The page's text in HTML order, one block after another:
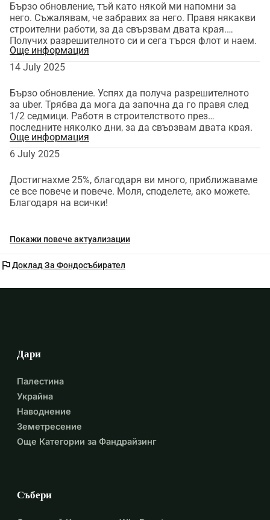
Бързо обновление, тъй като някой ми напомни за
него. Съжалявам, че забравих за него. Правя някакви
строителни работи, за да свързвам двата края.
Получих разрешителното си и сега търся флот и наем.
Бях забранен на страницата r/gofundme за нещото с
билета за самолет, което направих. За съжаление, не
знам къде да го споделя повече, така че ще
предположа, че тук е мястото, където целта ще се
забие. Ще потърся други начини за разпространение
на кампанията. Благодаря на всички отново!
Още информация
14 July 2025
Бързо обновление. Успях да получа разрешителното
за uber. Трябва да мога да започна да го правя след
1/2 седмици. Работя в строителството през
последните няколко дни, за да свързвам двата края.
Опитвам се с всички сили да не пипам дарените пари.
Вече използвах част от тях за разрешителното.
Благодаря на всички отново за подкрепата и ще
продължа да обновявам!
Още информация
6 July 2025
Достигнахме 25%, благодаря ви много, приближаваме
се все повече и повече. Моля, споделете, ако можете.
Благодаря на всички!
Покажи повече актуализации
flagДоклад За Фондосъбирател
Дари
Палестина
Украйна
Наводнение
Земетресение
Още Категории за Фандрайзинг
Събери